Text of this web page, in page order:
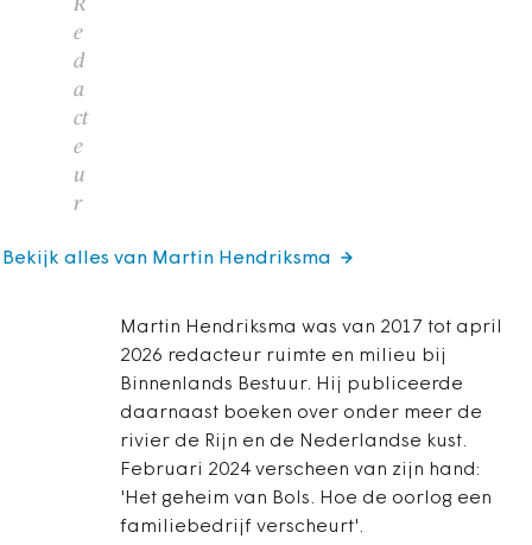
R
e
d
a
ct
e
u
r
Martin Hendriksma was van 2017 tot april
2026 redacteur ruimte en milieu bij
Binnenlands Bestuur. Hij publiceerde
daarnaast boeken over onder meer de
rivier de Rijn en de Nederlandse kust.
Februari 2024 verscheen van zijn hand:
'Het geheim van Bols. Hoe de oorlog een
familiebedrijf verscheurt'.
Bekijk alles van Martin Hendriksma